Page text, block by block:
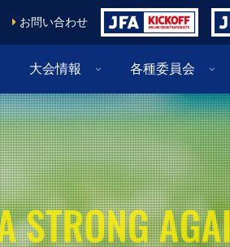
お問い合わせ
大会情報 各種委員会